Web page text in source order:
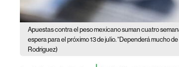
Apuestas contra el peso mexicano suman cuatro
espera para el próximo 13 de julio. “Dependerá mucho
Rodriguez)